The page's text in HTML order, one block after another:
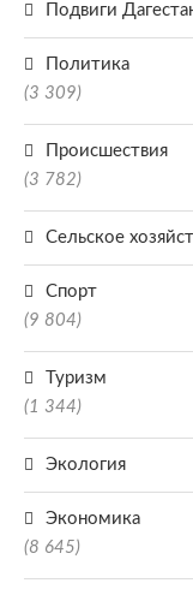
Подвиги
Политика
(3 309)
Происшествия
(3 782)
Сельское
Спорт
(9 804)
Туризм
(1 344)
Экология
Экономика
(8 645)